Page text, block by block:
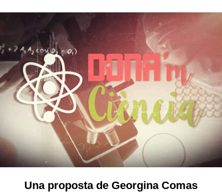
Una proposta de Georgina Comas